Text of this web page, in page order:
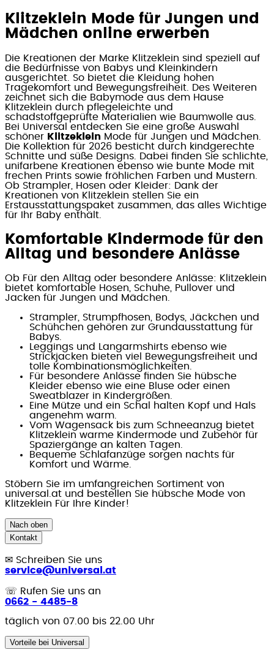
Klitzeklein Mode für Jungen und
Mädchen online erwerben
Die Kreationen der Marke Klitzeklein sind speziell auf
die Bedürfnisse von Babys und Kleinkindern
ausgerichtet. So bietet die Kleidung hohen
Tragekomfort und Bewegungsfreiheit. Des Weiteren
zeichnet sich die Babymode aus dem Hause
Klitzeklein durch pflegeleichte und
schadstoffgeprüfte Materialien wie Baumwolle aus.
Bei Universal entdecken Sie eine große Auswahl
schöner Klitzeklein Mode für Jungen und Mädchen.
Die Kollektion für 2026 besticht durch kindgerechte
Schnitte und süße Designs. Dabei finden Sie schlichte,
unifarbene Kreationen ebenso wie bunte Mode mit
frechen Prints sowie fröhlichen Farben und Mustern.
Ob Strampler, Hosen oder Kleider: Dank der
Kreationen von Klitzeklein stellen Sie ein
Erstausstattungspaket zusammen, das alles Wichtige
für Ihr Baby enthält.
Komfortable Kindermode für den
Alltag und besondere Anlässe
Ob Für den Alltag oder besondere Anlässe: Klitzeklein
bietet komfortable Hosen, Schuhe, Pullover und
Jacken für Jungen und Mädchen.
Strampler, Strumpfhosen, Bodys, Jäckchen und
Schühchen gehören zur Grundausstattung für
Babys.
Leggings und Langarmshirts ebenso wie
Strickjacken bieten viel Bewegungsfreiheit und
tolle Kombinationsmöglichkeiten.
Für besondere Anlässe finden Sie hübsche
Kleider ebenso wie eine Bluse oder einen
Sweatblazer in Kindergrößen.
Eine Mütze und ein Schal halten Kopf und Hals
angenehm warm.
Vom Wagensack bis zum Schneeanzug bietet
Klitzeklein warme Kindermode und Zubehör für
Spaziergänge an kalten Tagen.
Bequeme Schlafanzüge sorgen nachts für
Komfort und Wärme.
Stöbern Sie im umfangreichen Sortiment von
universal.at und bestellen Sie hübsche Mode von
Klitzeklein Für Ihre Kinder!
Nach oben
Kontakt
✉ Schreiben Sie uns
service@universal.at
☏ Rufen Sie uns an
0662 - 4485-8
täglich von 07.00 bis 22.00 Uhr
Vorteile bei Universal